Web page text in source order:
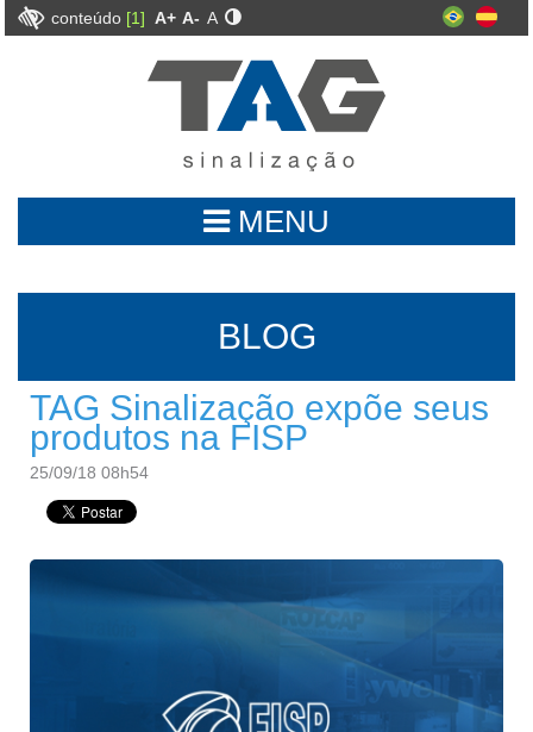
conteúdo [1] A+ A- A
MENU
BLOG
TAG Sinalização expõe seus
produtos na FISP
25/09/18 08h54